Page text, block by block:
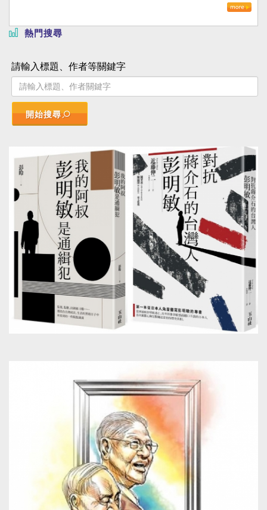
熱門搜尋
請輸入標題、作者等關鍵字
開始搜尋